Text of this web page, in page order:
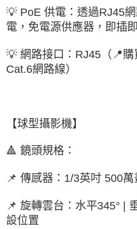
💡 PoE 供電：透過RJ45
電，免電源供應器，即插
💡 網路接口：RJ45（📍
Cat.6網路線）
【球型攝影機】
🔺 鏡頭規格：
📌 傳感器：1/3英吋 500
📌 旋轉雲台：水平345° |
設位置